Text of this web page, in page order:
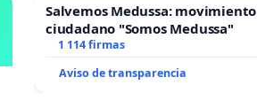
Salvemos Medussa: movimiento
ciudadano "Somos Medussa"
1 114 firmas
Aviso de transparencia